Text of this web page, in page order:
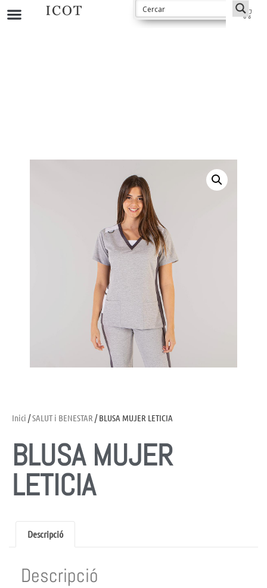
Inici /SALUT i BENESTAR / BLUSA MUJER LETICIA
BLUSA MUJER
LETICIA
Descripció
Descripció